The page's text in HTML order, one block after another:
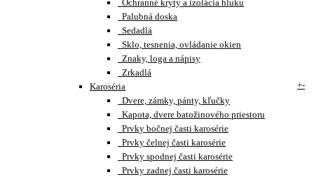
Ochranné kryty a izolácia hluku
Palubná doska
Sedadlá
Sklo, tesnenia, ovládanie okien
Znaky, loga a nápisy
Zrkadlá
Karoséria
+-
Dvere, zámky, pánty, kľučky
Kapota, dvere batožinového priestoru
Prvky bočnej časti karosérie
Prvky čelnej časti karosérie
Prvky spodnej časti karosérie
Prvky zadnej časti karosérie